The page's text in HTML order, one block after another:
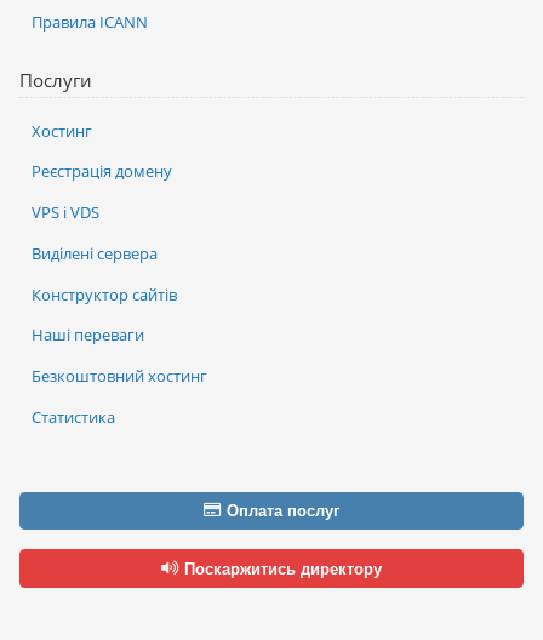
Послуги
Хостинг
Реєстрація домену
VPS і VDS
Виділені сервера
Конструктор сайтів
Наші переваги
Безкоштовний хостинг
Статистика
Правила ICANN
Оплата послуг
Поскаржитись директору